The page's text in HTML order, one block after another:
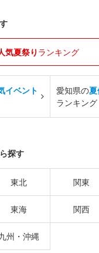
気夏祭り ランキング
イベント
愛知県の夏
ランキング
探す
東北 関東
東海 関西
州・沖縄